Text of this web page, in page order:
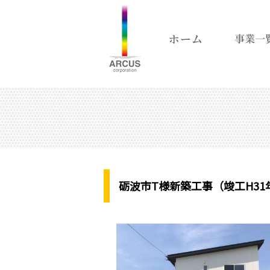
砺波市T様新築工事（竣工H31